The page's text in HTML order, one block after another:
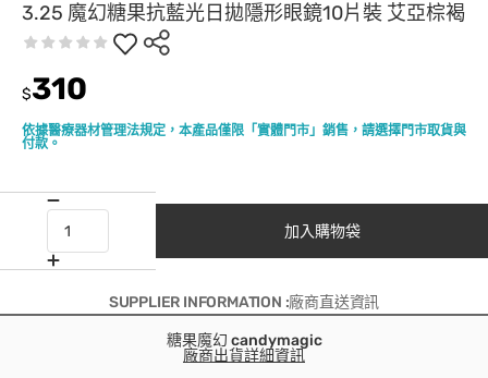
3.25 魔幻糖果抗藍光日拋隱形眼鏡10片裝 艾亞棕褐
依據醫療器材管理法規定，本產品僅限「實體門市」銷售，請選擇門市取貨與
付款。
$310
加入購物袋
SUPPLIER INFORMATION :廠商直送資訊
糖果魔幻 candymagic
廠商出貨詳細資訊